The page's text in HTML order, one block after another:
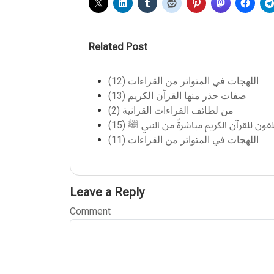
Related Post
اللهجات في المتواتر من القراءات (12)
صفات حذر منها القرآن الكريم (13)
من لطائف القراءات القرانية (2)
للقرآن الكريم مباشرةً من النبي ﷺ (15)
اللهجات في المتواتر من القراءات (11)
Leave a Reply
Comment